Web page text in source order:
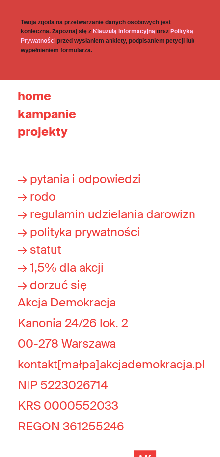
Twoja zgoda na przetwarzanie danych osobowych jest
konieczna. Zapoznaj się zKlauzulą informacyjną orazPolityką
Prywatności przed wysłaniem ankiety, podpisaniem petycji lub
wypełnieniem formularza.
home
kampanie
projekty
→ pytania i odpowiedzi
→ rodo
→ regulamin udzielania darowizn
→ polityka prywatności
→ statut
→ 1,5% dla akcji
→ dorzuć się
Akcja Demokracja
Kanonia 24/26 lok. 2
00-278 Warszawa
kontakt[małpa]akcjademokracja.pl
NIP 5223026714
KRS 0000552033
REGON 361255246